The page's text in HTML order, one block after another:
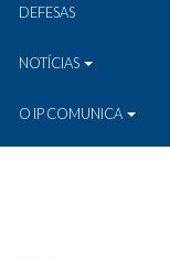
DEFESAS
NOTÍCIAS
O IP COMUNICA